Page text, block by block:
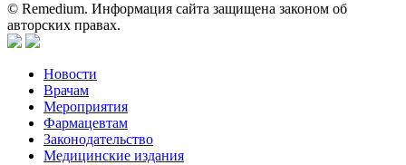
© Remedium. Информация сайта защищена законом об
авторских правах.
Новости
Врачам
Мероприятия
Фармацевтам
Законодательство
Медицинские издания